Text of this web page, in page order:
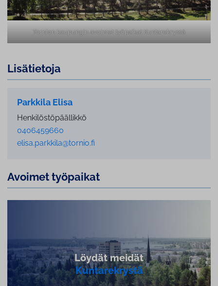
Tornion kaupungin avoimet työpaikat Kuntarekryssä
Lisätietoja
Parkkila Elisa
Henkilöstöpäällikkö
0406459660
elisa.parkkila@tornio.fi
Avoimet työpaikat
Löydät meidät
Kun­ta­rek­rys­tä